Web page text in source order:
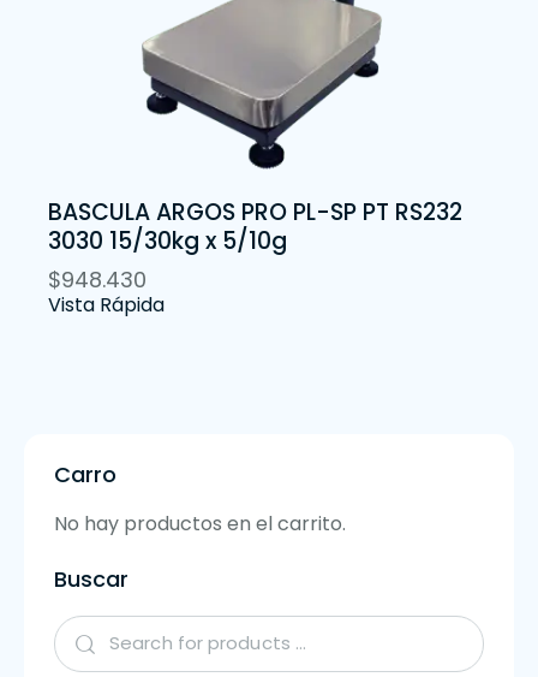
BASCULA ARGOS PRO PL-SP PT RS232
3030 15/30kg x 5/10g
$948.430
Vista Rápida
Carro
No hay productos en el carrito.
Buscar